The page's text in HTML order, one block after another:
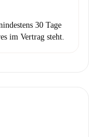
30 Tage
im Vertrag steht.